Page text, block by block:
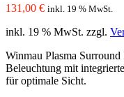
131,00 € inkl. 19 % MwSt.
inkl. 19 % MwSt. zzgl.
Winmau Plasma
Beleuchtung mit
für optimale Sicht.